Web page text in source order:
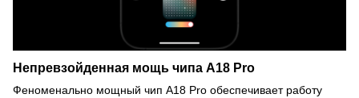
Непревзойденная мощь чипа A18 Pro
Феноменально мощный чип A18 Pro обеспечивает работу